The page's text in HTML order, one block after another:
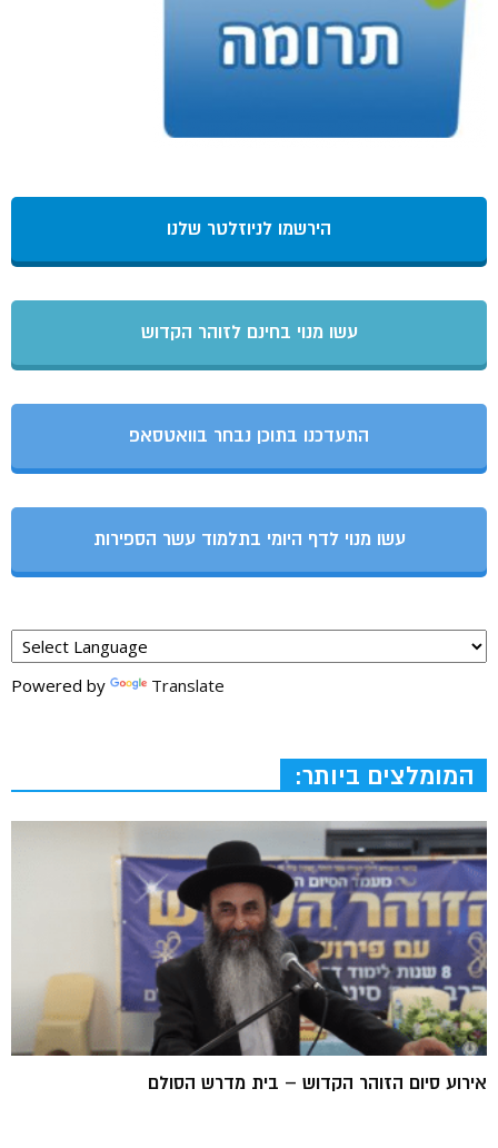
הירשמו לניוזלטר שלנו
עשו מנוי בחינם לזוהר הקדוש
התעדכנו בתוכן נבחר בוואטסאפ
עשו מנוי לדף היומי בתלמוד עשר הספירות
Powered by Translate
המומלצים ביותר:
אירוע סיום הזוהר הקדוש – בית מדרש הסולם